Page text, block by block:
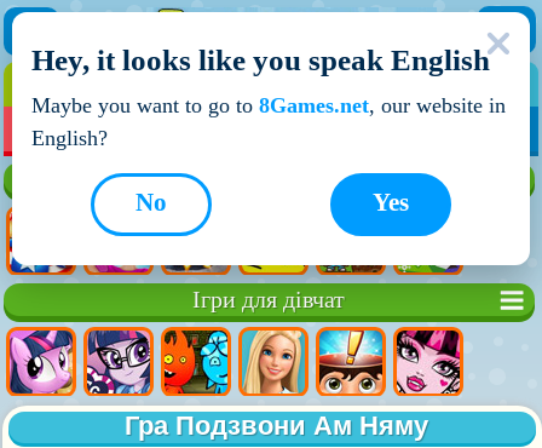
НОВІ ІГРИ
Ігри для дівчат
Гра Подзвони Ам Няму
Hey, it looks like you speak English
Maybe you want to go to 8Games.net, our website in
English?
Yes
No